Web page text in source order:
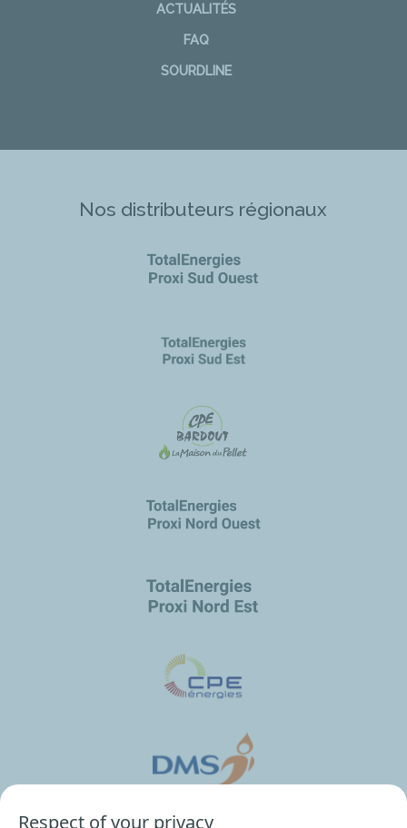
ACTUALITÉS
FAQ
SOURDLINE
Nos distributeurs régionaux
Respect of your privacy